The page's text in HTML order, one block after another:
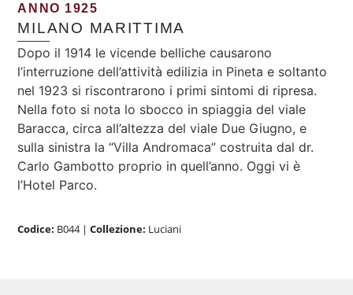
ANNO 1925
MILANO MARITTIMA
Dopo il 1914 le vicende belliche causarono
l’interruzione dell’attività edilizia in Pineta e soltanto
nel 1923 si riscontrarono i primi sintomi di ripresa.
Nella foto si nota lo sbocco in spiaggia del viale
Baracca, circa all’altezza del viale Due Giugno, e
sulla sinistra la “Villa Andromaca” costruita dal dr.
Carlo Gambotto proprio in quell’anno. Oggi vi è
l’Hotel Parco.
Codice: B044|Collezione: Luciani